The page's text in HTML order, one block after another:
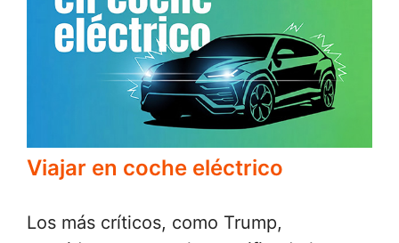
Viajar en coche eléctrico
Los más críticos, como Trump,